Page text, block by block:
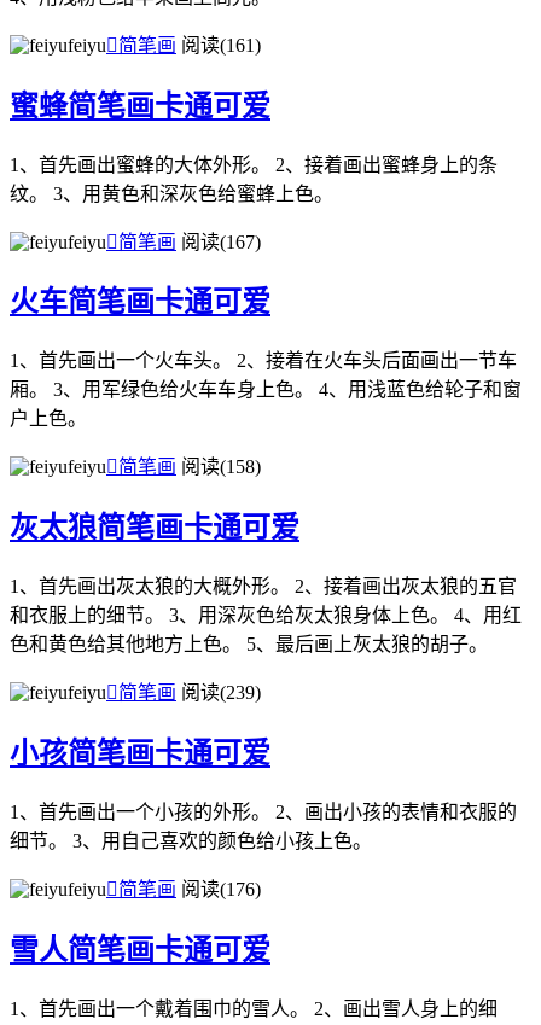
feiyu简笔画 阅读(161)
蜜蜂简笔画卡通可爱
1、首先画出蜜蜂的大体外形。 2、接着画出蜜蜂身上的条
纹。 3、用黄色和深灰色给蜜蜂上色。
feiyu简笔画 阅读(167)
火车简笔画卡通可爱
1、首先画出一个火车头。 2、接着在火车头后面画出一节车
厢。 3、用军绿色给火车车身上色。 4、用浅蓝色给轮子和窗
户上色。
feiyu简笔画 阅读(158)
灰太狼简笔画卡通可爱
1、首先画出灰太狼的大概外形。 2、接着画出灰太狼的五官
和衣服上的细节。 3、用深灰色给灰太狼身体上色。 4、用红
色和黄色给其他地方上色。 5、最后画上灰太狼的胡子。
feiyu简笔画 阅读(239)
小孩简笔画卡通可爱
1、首先画出一个小孩的外形。 2、画出小孩的表情和衣服的
细节。 3、用自己喜欢的颜色给小孩上色。
feiyu简笔画 阅读(176)
雪人简笔画卡通可爱
1、首先画出一个戴着围巾的雪人。 2、画出雪人身上的细